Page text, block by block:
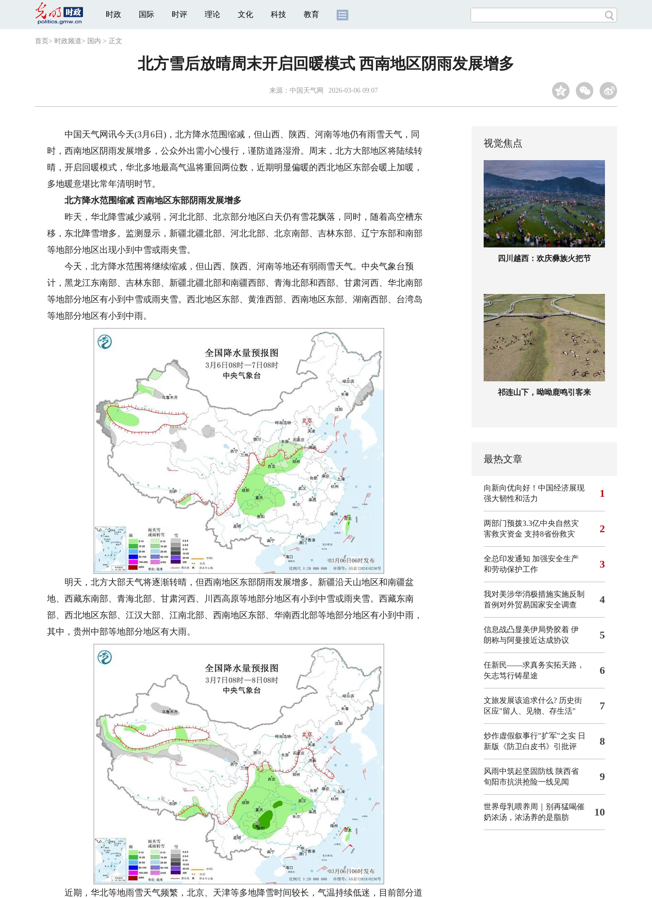
时政 国际 时评 理论 文化 科技 教育
首页 > 时政频道> 国内 > 正文
北方雪后放晴周末开启回暖模式 西南地区阴雨发展增多
来源： 中国天气网 2026-03-06 09:07
中国天气网讯今天(3月6日)，北方降水范围缩减，但山西、陕西、河南等地仍有雨雪天气，同
时，西南地区阴雨发展增多，公众外出需小心慢行，谨防道路湿滑。周末，北方大部地区将陆续转
晴，开启回暖模式，华北多地最高气温将重回两位数，近期明显偏暖的西北地区东部会暖上加暖，
多地暖意堪比常年清明时节。
北方降水范围缩减 西南地区东部阴雨发展增多
昨天，华北降雪减少减弱，河北北部、北京部分地区白天仍有雪花飘落，同时，随着高空槽东
移，东北降雪增多。监测显示，新疆北疆北部、河北北部、北京南部、吉林东部、辽宁东部和南部
等地部分地区出现小到中雪或雨夹雪。
今天，北方降水范围将继续缩减，但山西、陕西、河南等地还有弱雨雪天气。中央气象台预
计，黑龙江东南部、吉林东部、新疆北疆北部和南疆西部、青海北部和西部、甘肃河西、华北南部
等地部分地区有小到中雪或雨夹雪。西北地区东部、黄淮西部、西南地区东部、湖南西部、台湾岛
等地部分地区有小到中雨。
明天，北方大部天气将逐渐转晴，但西南地区东部阴雨发展增多。新疆沿天山地区和南疆盆
地、西藏东南部、青海北部、甘肃河西、川西高原等地部分地区有小到中雪或雨夹雪。西藏东南
部、西北地区东部、江汉大部、江南北部、西南地区东部、华南西北部等地部分地区有小到中雨，
其中，贵州中部等地部分地区有大雨。
近期，华北等地雨雪天气频繁，北京、天津等多地降雪时间较长，气温持续低迷，目前部分道
视觉焦点
四川越西：欢庆彝族火把节
祁连山下，呦呦鹿鸣引客来
最热文章
向新向优向好！中国经济展现
强大韧性和活力
1
两部门预拨3.3亿中央自然灾
害救灾资金 支持8省份救灾
2
全总印发通知 加强安全生产
和劳动保护工作
3
我对美涉华消极措施实施反制
首例对外贸易国家安全调查
4
信息战凸显美伊局势胶着 伊
朗称与阿曼接近达成协议
5
任新民——求真务实拓天路，
矢志笃行铸星途
6
文旅发展该追求什么? 历史街
区应"留人、见物、存生活"
7
炒作虚假叙事行"扩军"之实 日
新版《防卫白皮书》引批评
8
风雨中筑起坚固防线 陕西省
旬阳市抗洪抢险一线见闻
9
世界母乳喂养周｜别再猛喝催
奶浓汤，浓汤养的是脂肪
10